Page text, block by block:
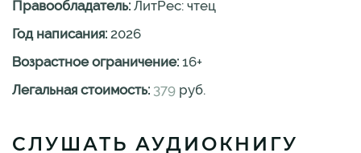
Правообладатель: ЛитРес: чтец
Год написания: 2026
Возрастное ограничение: 16+
Легальная стоимость: 379 руб.
СЛУШАТЬ АУДИОКНИГУ